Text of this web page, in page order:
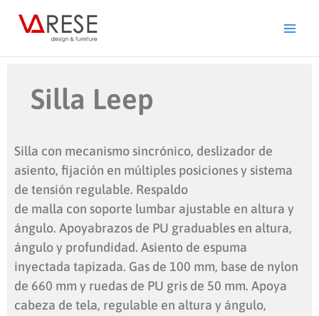
Silla Leep
Silla con mecanismo sincrónico, deslizador de
asiento, fijación en múltiples posiciones y sistema
de tensión regulable. Respaldo
de malla con soporte lumbar ajustable en altura y
ángulo. Apoyabrazos de PU graduables en altura,
ángulo y profundidad. Asiento de espuma
inyectada tapizada. Gas de 100 mm, base de nylon
de 660 mm y ruedas de PU gris de 50 mm. Apoya
cabeza de tela, regulable en altura y ángulo,